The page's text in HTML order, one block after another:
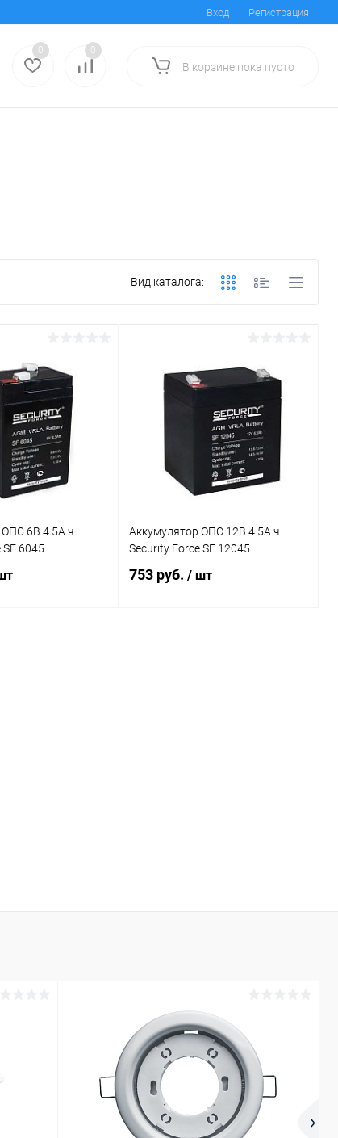
Вход Регистрация
0 0
В корзине пока пусто
Вид каталога:
6В 4.5А.ч
6045
Аккумулятор ОПС 12В 4.5А.ч
Security Force SF 12045
753 руб./ шт